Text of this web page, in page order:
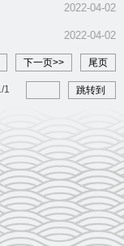
2022-04-02
2022-04-02
下一页>> 尾页
/1 跳转到